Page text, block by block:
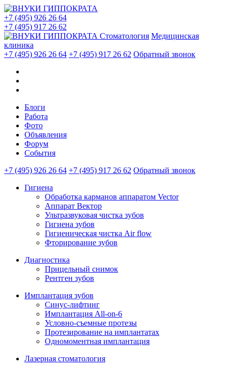
+7 (495) 926 26 64
+7 (495) 917 26 62
Стоматология Медицинская
клиника
+7 (495) 926 26 64 +7 (495) 917 26 62 Обратный звонок
Блоги
Работа
Фото
Объявления
Форум
События
+7 (495) 926 26 64 +7 (495) 917 26 62 Обратный звонок
Гигиена
Обработка карманов аппаратом Vector
Аппарат Вектор
Ультразвуковая чистка зубов
Гигиена зубов
Гигиеническая чистка Air flow
Фторирование зубов
Диагностика
Прицельный снимок
Рентген зубов
Имплантация зубов
Синус-лифтинг
Имплантация All-on-6
Условно-съемные протезы
Протезирование на имплантатах
Одномоментная имплантация
Лазерная стоматология